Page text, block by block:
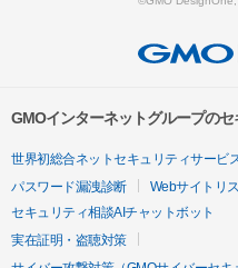
GMOインターネットグループの
世界初総合ネットセキュリティサービ
パスワード漏洩診断
Webサイトリ
セキュリティ相談AIチャットボット
実在証明・盗聴対策